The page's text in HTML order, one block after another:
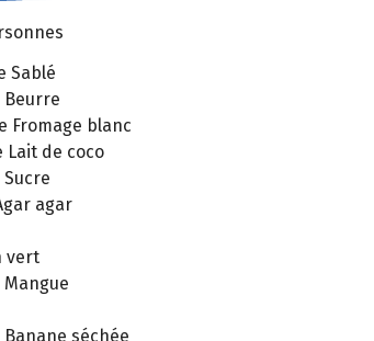
Sablé
Beurre
Fromage blanc
Lait de coco
Sucre
agar
vert
Mangue
Banane séchée